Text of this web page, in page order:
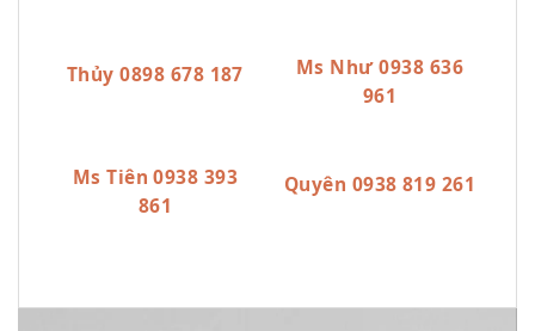
Thủy 0898 678 187
Ms Như 0938 636
961
Ms Tiên 0938 393
861
Quyên 0938 819 261